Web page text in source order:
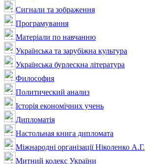
Сигнали та зображення
Програмування
Матеріали по навчанню
Українська та зарубіжна культура
Українська бурлескна література
Философия
Политический анализ
Історія економічних учень
Дипломатія
Настольная книга дипломата
Міжнародні організації Ніколенко А.Г.
Митний кодекс України